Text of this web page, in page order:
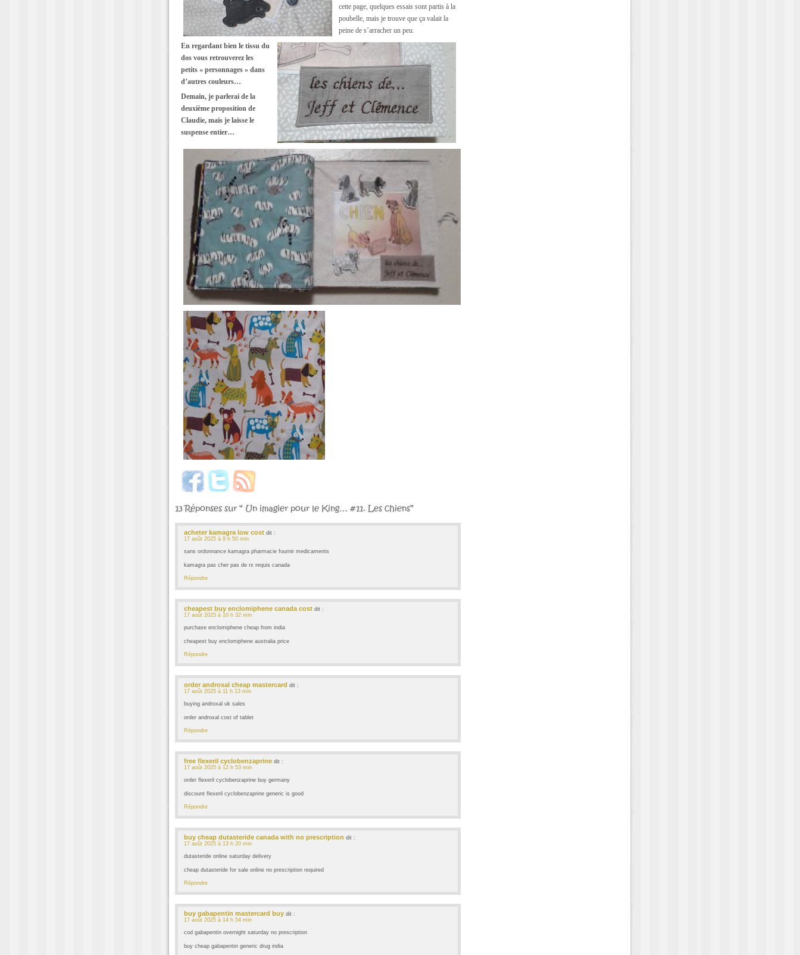
cette page, quelques essais sont partis à la
poubelle, mais je trouve que ça valait la
peine de s’arracher un peu.
En regardant bien le tissu du
dos vous retrouverez les
petits « personnages » dans
d’autres couleurs…
Demain, je parlerai de la
deuxième proposition de
Claudie, mais je laisse le
suspense entier…
13 Réponses sur “ Un imagier pour le King… #11. Les chiens”
acheter kamagra low cost dit :
17 août 2025 à 9 h 50 min
sans ordonnance kamagra pharmacie fournir medicaments
kamagra pas cher pas de rx requis canada
Répondre
cheapest buy enclomiphene canada cost dit :
17 août 2025 à 10 h 32 min
purchase enclomiphene cheap from india
cheapest buy enclomiphene australia price
Répondre
order androxal cheap mastercard dit :
17 août 2025 à 11 h 13 min
buying androxal uk sales
order androxal cost of tablet
Répondre
free flexeril cyclobenzaprine dit :
17 août 2025 à 12 h 53 min
order flexeril cyclobenzaprine buy germany
discount flexeril cyclobenzaprine generic is good
Répondre
buy cheap dutasteride canada with no prescription dit :
17 août 2025 à 13 h 20 min
dutasteride online saturday delivery
cheap dutasteride for sale online no prescription required
Répondre
buy gabapentin mastercard buy dit :
17 août 2025 à 14 h 54 min
cod gabapentin overnight saturday no prescription
buy cheap gabapentin generic drug india